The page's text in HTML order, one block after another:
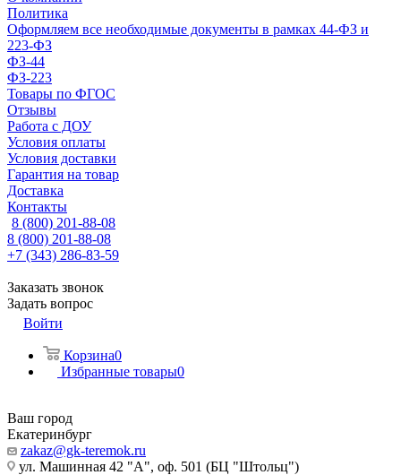
Политика
Оформляем все необходимые документы в рамках 44-ФЗ и
223-ФЗ
ФЗ-44
ФЗ-223
Товары по ФГОС
Отзывы
Работа с ДОУ
Условия оплаты
Условия доставки
Гарантия на товар
Доставка
Контакты
8 (800) 201-88-08
8 (800) 201-88-08
+7 (343) 286-83-59
Заказать звонок
Задать вопрос
Войти
Корзина0
Избранные товары0
Ваш город
Екатеринбург
zakaz@gk-teremok.ru
ул. Машинная 42 "А", оф. 501 (БЦ "Штольц")